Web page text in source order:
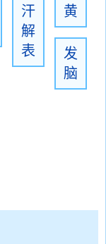
汗
解
表
黄
发
脑